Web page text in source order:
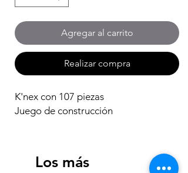
Agregar al carrito
Realizar compra
K'nex con 107 piezas
Juego de construcción
Los más